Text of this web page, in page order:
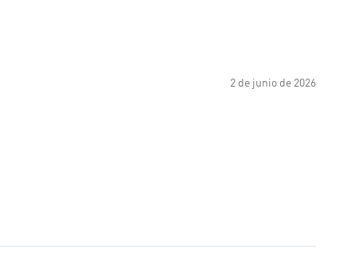
2 de junio de 2026